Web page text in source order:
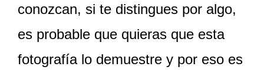
conozcan, si te distingues por algo,
es probable que quieras que esta
fotografía lo demuestre y por eso es